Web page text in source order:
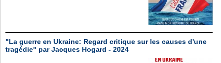
"La guerre en Ukraine: Regard critique sur les causes d'une
tragédie" par Jacques Hogard - 2024